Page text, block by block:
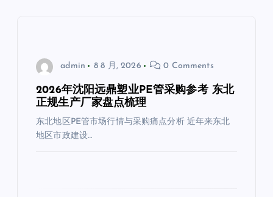
admin 8 8 月, 2026 0 Comments
2026年沈阳远鼎塑业PE管采购参考 东北
正规生产厂家盘点梳理
东北地区PE管市场行情与采购痛点分析 近年来东北
地区市政建设…